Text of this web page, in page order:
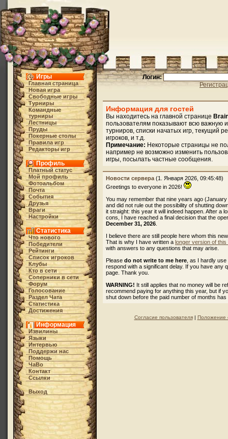
Игры
Главная страница
Новая игра
Свободные игры
Турниры
Командные
турниры
Лестницы
Пруды
Покерные столы
Правила игр
Редакторы игр
Профиль
Платный статус
Мой профиль
Фотоальбом
Почта
События
Друзья
Враги
Настройки
Статистика
Что нового
Победители
Рейтинги
Список игроков
Клубы
Кто в cети
Соперники в сети
Форум
Голосование
Раздел Чата
Статистика
Достижения
Информация
Извилины
Языки
Интервью
Поддержи нас
Помощь
ЧаВо
Контакт
Ссылки
Выход
Логин:
Информация для гостей
Вы находитесь на главной странице
пользователям показывают всю важную
турниров, списки начатых игр, текущий
игроков, и т.д.
Примечание: Некоторые страницы не
например не возможно изменить
игры, посылать частные сообщения.
Новости сервера (1. Января 2026, 09:45:48)
Greetings to everyone in 2026!
You may remember that nine years ago
and did not rule out the possibility of shutting
it straight: this year it will indeed happen. After a
cons, I have reached a final decision that the
December 31, 2026
I believe there are still people here whom this
That is why I have written a longer version of this
with answers to any questions that may arise.
Please do not write to me here , as I hardly
respond with a significant delay. If you have any
page. Thank you.
WARNING! It still applies that no money will be
recommend paying for anything this year, but if
shut down before the paid number of months has
Согласие пользователя| Положение